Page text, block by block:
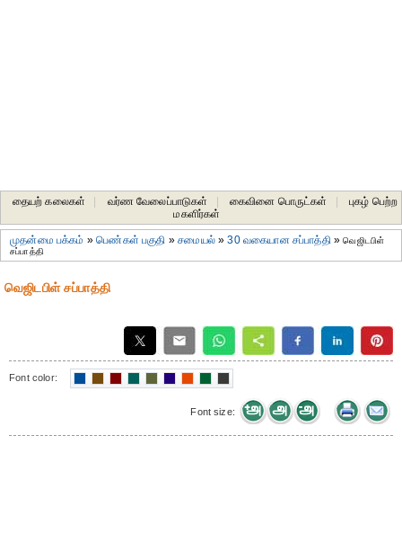
தையற் கலைகள் வர்ண வேலைப்பாடுகள் கைவினை பொருட்கள்
புகழ் பெற்ற
மகளிர்கள்
முதன்மை பக்கம் »பெண்கள் பகுதி »சமையல்»30 வகையான சப்பாத்தி»வெஜிடபிள்
சப்பாத்தி
வெஜிடபிள் சப்பாத்தி
Font color:
Font size: